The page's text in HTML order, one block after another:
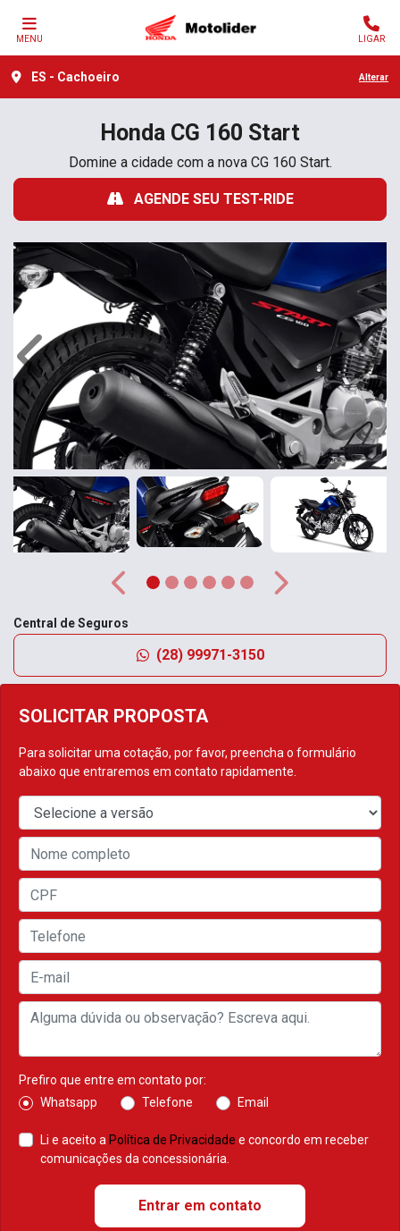
MENU LIGAR
ES - Cachoeiro Alterar
Honda CG 160 Start
Domine a cidade com a nova CG 160 Start.
AGENDE SEU TEST-RIDE
SOLICITAR PROPOSTA
Para solicitar uma cotação, por favor, preencha o formulário
abaixo que entraremos em contato rapidamente.
Prefiro que entre em contato por:
Whatsapp
Telefone Email
Li e aceito a Política de Privacidade e concordo em receber
comunicações da concessionária.
Entrar em contato
Anterior
Anterior Próximo
Central de Seguros
(28) 99971-3150